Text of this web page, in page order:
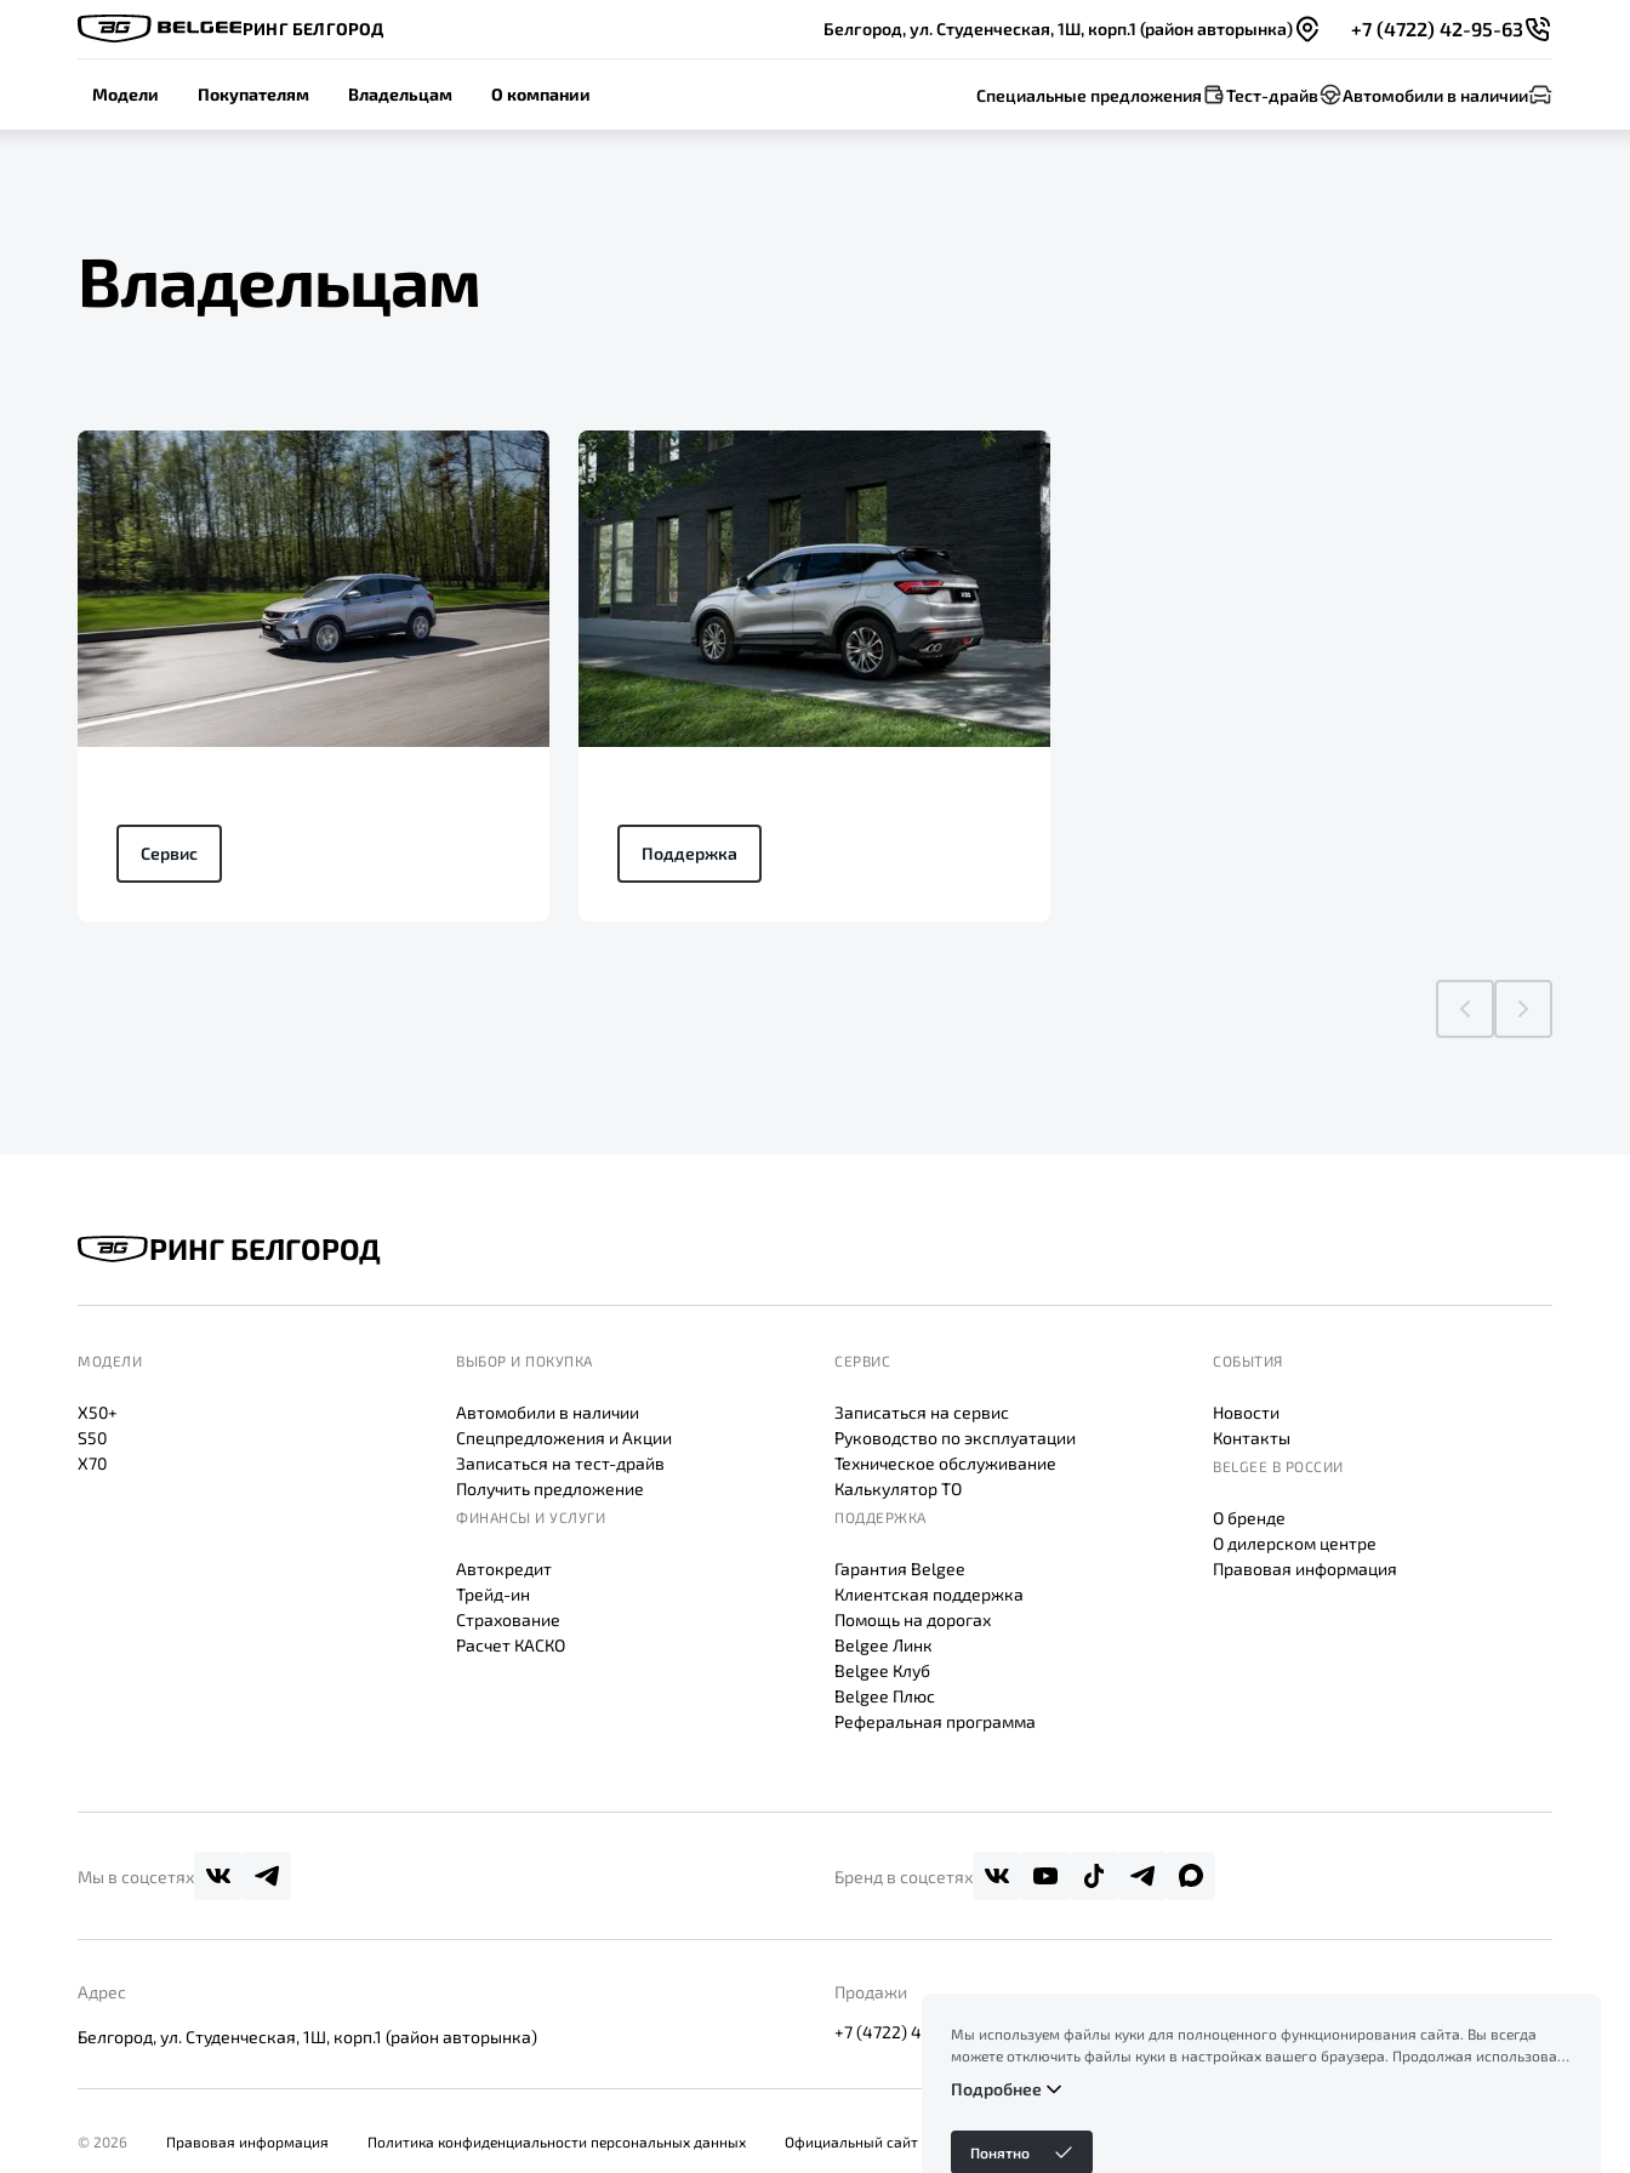
РИНГ БЕЛГОРОД Белгород, ул. Студенческая, 1Ш, корп.1 (район авторынка) +7 (4722) 42-95-63
Модели Покупателям Владельцам О компании Специальные предложения Тест-драйв Автомобили в наличии
Владельцам
Сервис Поддержка
РИНГ БЕЛГОРОД
МОДЕЛИ
X50+
S50
X70
ВЫБОР И ПОКУПКА
Автомобили в наличии
Спецпредложения и Акции
Записаться на тест-драйв
Получить предложение
ФИНАНСЫ И УСЛУГИ
Автокредит
Трейд-ин
Страхование
Расчет КАСКО
СЕРВИС
Записаться на сервис
Руководство по эксплуатации
Техническое обслуживание
Калькулятор ТО
ПОДДЕРЖКА
Гарантия Belgee
Клиентская поддержка
Помощь на дорогах
Belgee Линк
Belgee Клуб
Belgee Плюс
Реферальная программа
СОБЫТИЯ
Новости
Контакты
BELGEE В РОССИИ
О бренде
О дилерском центре
Правовая информация
Мы в соцсетях Бренд в соцсетях
Адрес
Белгород, ул. Студенческая, 1Ш, корп.1 (район авторынка)
Продажи
+7 (4722) 42-95-63
© 2026 Правовая информация Политика конфиденциальности персональных данных Официальный сайт Belgee в России
Мы используем файлы куки для полноценного функционирования сайта. Вы всегда
можете отключить файлы куки в настройках вашего браузера. Продолжая использовать
ознакомление с информацией по сбору, использованию и возможной блокировке
Подробнее
Понятно